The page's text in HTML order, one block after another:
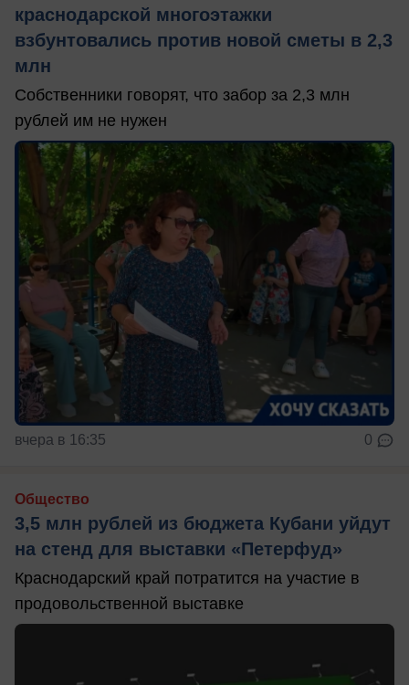
краснодарской многоэтажки
взбунтовались против новой сметы в 2,3
млн
Собственники говорят, что забор за 2,3 млн
рублей им не нужен
вчера в 16:35 0
Общество
3,5 млн рублей из бюджета Кубани уйдут
на стенд для выставки «Петерфуд»
Краснодарский край потратится на участие в
продовольственной выставке